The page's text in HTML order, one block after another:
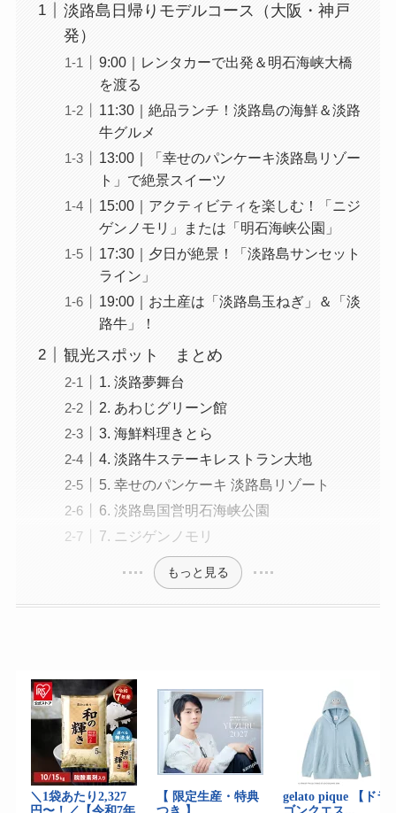
淡路島日帰りモデルコース（大阪・神戸
発）
9:00｜レンタカーで出発＆明石海峡大橋
を渡る
11:30｜絶品ランチ！淡路島の海鮮＆淡路
牛グルメ
13:00｜「幸せのパンケーキ淡路島リゾー
ト」で絶景スイーツ
15:00｜アクティビティを楽しむ！「ニジ
ゲンノモリ」または「明石海峡公園」
17:30｜夕日が絶景！「淡路島サンセット
ライン」
19:00｜お土産は「淡路島玉ねぎ」＆「淡
路牛」！
観光スポット まとめ
1. 淡路夢舞台
2. あわじグリーン館
3. 海鮮料理きとら
4. 淡路牛ステーキレストラン大地
5. 幸せのパンケーキ 淡路島リゾート
6. 淡路島国営明石海峡公園
7. ニジゲンノモリ
もっと見る